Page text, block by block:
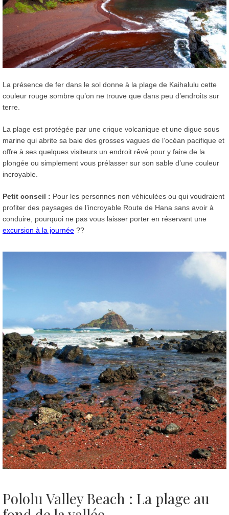
La présence de fer dans le sol donne à la plage de Kaihalulu cette
couleur rouge sombre qu’on ne trouve que dans peu d’endroits sur
terre.
La plage est protégée par une crique volcanique et une digue sous
marine qui abrite sa baie des grosses vagues de l’océan pacifique et
offre à ses quelques visiteurs un endroit rêvé pour y faire de la
plongée ou simplement vous prélasser sur son sable d’une couleur
incroyable.
Petit conseil : Pour les personnes non véhiculées ou qui voudraient
profiter des paysages de l’incroyable Route de Hana sans avoir à
conduire, pourquoi ne pas vous laisser porter en réservant une
excursion à la journée ??
Pololu Valley Beach : La plage au